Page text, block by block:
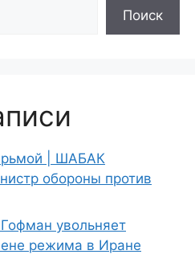
Поиск
| ШАБАК
обороны против
увольняет
режима в Иране